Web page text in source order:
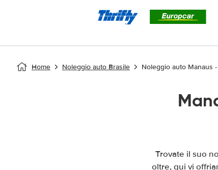
Home Noleggio auto Brasile Noleggio auto Manaus
Trovate il suo
oltre, qui vi